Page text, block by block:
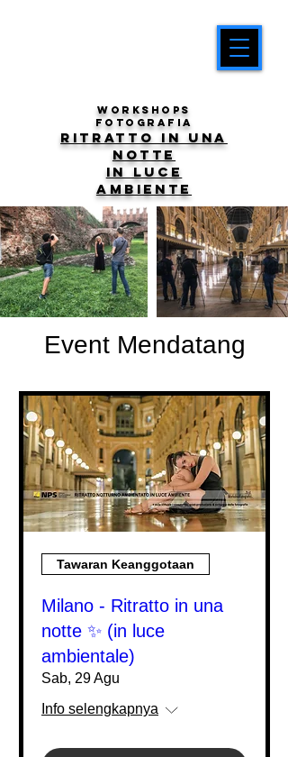
workshops
fotografia
ritratto in una
notte
in luce
ambiente
Event Mendatang
Tawaran Keanggotaan
Milano - Ritratto in una
notte ✨ (in luce
ambientale)
Sab, 29 Agu
Info selengkapnya